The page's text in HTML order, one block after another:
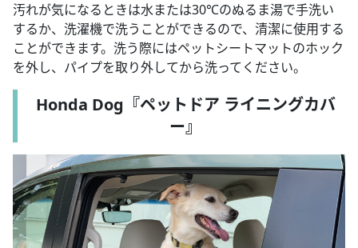
汚れが気になるときは水または30℃のぬるま湯で手洗い
するか、洗濯機で洗うことができるので、清潔に使用する
ことができます。洗う際にはペットシートマットのホック
を外し、パイプを取り外してから洗ってください。
Honda Dog『ペットドア ライニングカバ
ー』